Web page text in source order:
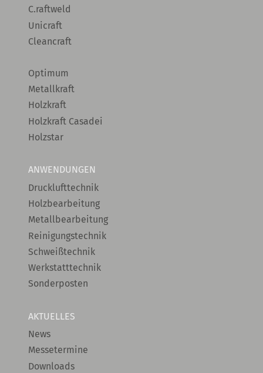
C.raftweld
Unicraft
Cleancraft
Optimum
Metallkraft
Holzkraft
Holzkraft Casadei
Holzstar
ANWENDUNGEN
Drucklufttechnik
Holzbearbeitung
Metallbearbeitung
Reinigungstechnik
Schweißtechnik
Werkstatttechnik
Sonderposten
AKTUELLES
News
Messetermine
Downloads